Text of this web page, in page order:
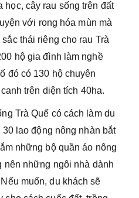
học, cây rau sống trên đất
với rong hóa mùn mà
thái riêng cho rau Trà
hộ gia đình làm nghề
đó có 130 hộ chuyên
trên diện tích 40ha.
Trà Quế có cách làm du
30 lao động nông nhàn bắt
những bộ quần áo nông
nên những ngôi nhà dành
muốn, du khách sẽ